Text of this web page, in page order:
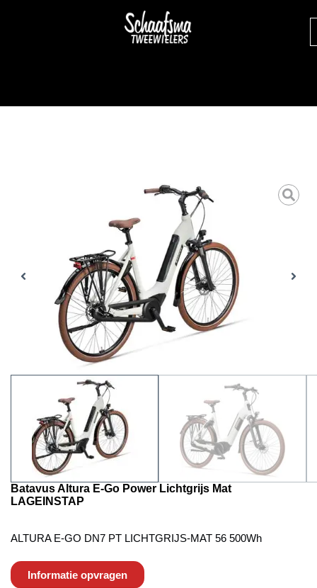
Batavus Altura E-Go Power Lichtgrijs Mat
LAGEINSTAP
ALTURA E-GO DN7 PT LICHTGRIJS-MAT 56 500Wh
Informatie opvragen